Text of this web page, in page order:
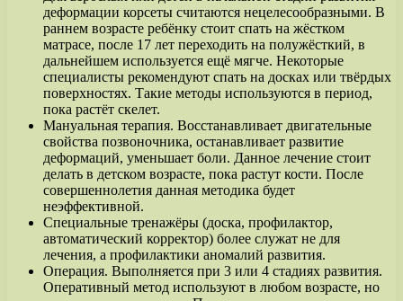
деформации корсеты считаются нецелесообразными. В
раннем возрасте ребёнку стоит спать на жёстком
матрасе, после 17 лет переходить на полужёсткий, в
дальнейшем используется ещё мягче. Некоторые
специалисты рекомендуют спать на досках или твёрдых
поверхностях. Такие методы используются в период,
пока растёт скелет.
Мануальная терапия. Восстанавливает двигательные
свойства позвоночника, останавливает развитие
деформаций, уменьшает боли. Данное лечение стоит
делать в детском возрасте, пока растут кости. После
совершеннолетия данная методика будет
неэффективной.
Специальные тренажёры (доска, профилактор,
автоматический корректор) более служат не для
лечения, а профилактики аномалий развития.
Операция. Выполняется при 3 или 4 стадиях развития.
Оперативный метод используют в любом возрасте, но